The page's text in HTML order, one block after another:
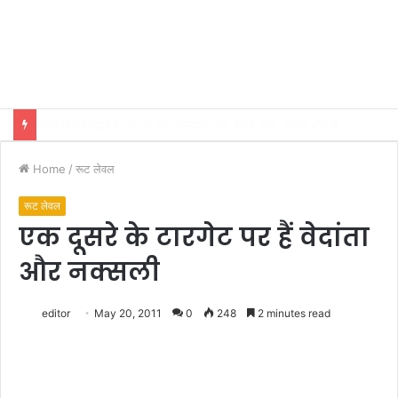
Home / रूट लेवल
रूट लेवल
एक दूसरे के टारगेट पर हैं वेदांता
और नक्सली
editor May 20, 2011 0 248 2 minutes read